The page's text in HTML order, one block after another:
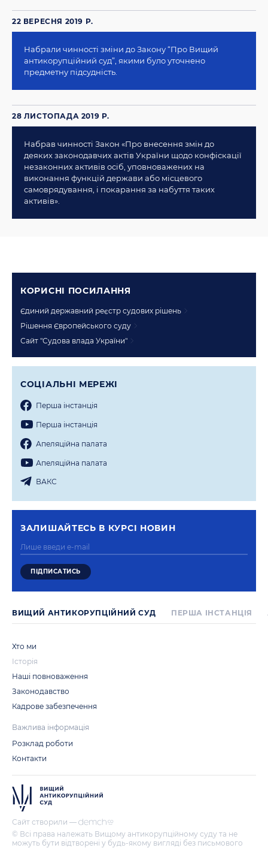
22 ВЕРЕСНЯ 2019 Р.
Набрали чинності зміни до Закону “Про Вищий
антикорупційний суд”, якими було уточнено
предметну підсудність.
28 ЛИСТОПАДА 2019 Р.
Набрав чинності Закон «Про внесення змін до
деяких законодавчих актів України щодо конфіскації
незаконних активів осіб, уповноважених на
виконання функцій держави або місцевого
самоврядування, і покарання за набуття таких
активів».
КОРИСНI ПОСИЛАННЯ
Єдиний державний реєстр судових рішень
Рішення Європейського суду
Сайт "Судова влада України"
СОЦIАЛЬНI МЕРЕЖI
Перша iнстанцiя
Перша iнстанцiя
Апеляцiйна палата
Апеляцiйна палата
ВАКС
ЗАЛИШАЙТЕСЬ В КУРСI НОВИН
ВИЩИЙ АНТИКОРУПЦІЙНИЙ СУД ПЕРША IНСТАНЦIЯ
Хто ми
Історія
Наші повноваження
Законодавство
Кадрове забезпечення
Важлива інформація
Розклад роботи
Контакти
© Всі права належать Вищому антикорупційному суду та не
можуть бути відтворені у будь-якому вигляді без письмового
Сайт створили —